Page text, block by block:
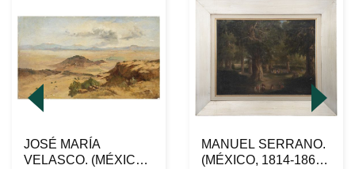
JOSÉ MARÍA
VELASCO. (MÉXICO,
MANUEL SERRANO.
(MÉXICO, 1814-1867).